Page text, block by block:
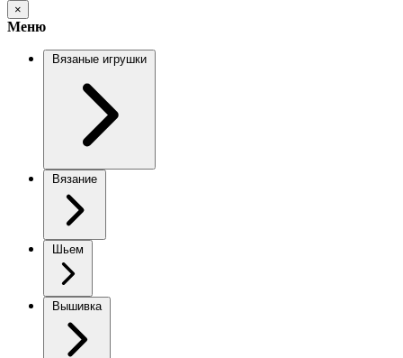
×
Меню
Вязаные игрушки
Вязание
Шьем
Вышивка